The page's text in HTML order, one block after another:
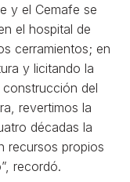
y el Cemafe se
el hospital de
cerramientos; en
y licitando la
del
revertimos la
décadas la
recursos propios
recordó.